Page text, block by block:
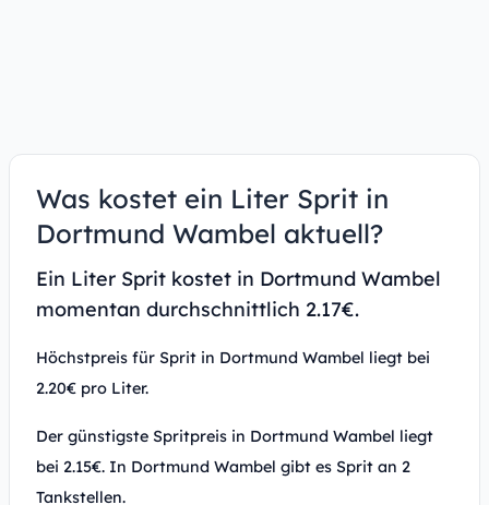
Was kostet ein Liter Sprit in
Dortmund Wambel aktuell?
Ein Liter Sprit kostet in Dortmund Wambel
momentan durchschnittlich 2.17€.
Höchstpreis für Sprit in Dortmund Wambel liegt bei
2.20€ pro Liter.
Der günstigste Spritpreis in Dortmund Wambel liegt
bei 2.15€. In Dortmund Wambel gibt es Sprit an 2
Tankstellen.